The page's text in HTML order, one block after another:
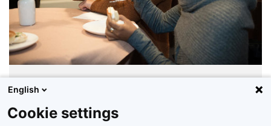
English
Cookie settings